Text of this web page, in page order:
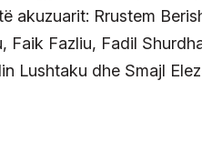
akuzuarit: Rrustem
Faik Fazliu, Fadil
Lushtaku dhe Smajl